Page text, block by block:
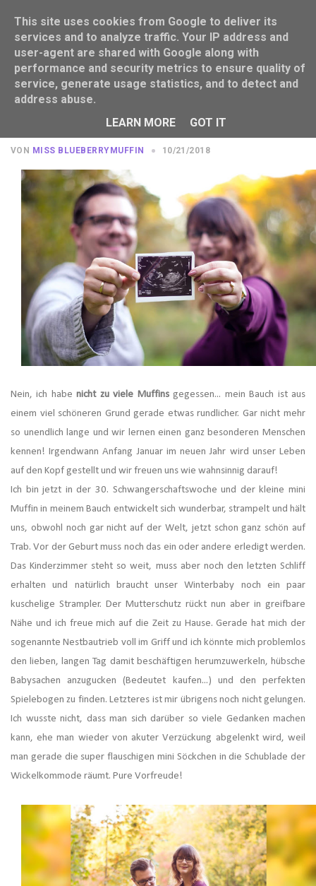
Mini Muffin 2019: Wir bekommen ein
VON MISS BLUEBERRYMUFFIN 10/21/2018
Nein, ich habenicht zu viele Muffinsgegessen... mein Bauch ist aus
einem viel schöneren Grund gerade etwas rundlicher. Gar nicht mehr
so unendlich lange und wir lernen einen ganz besonderen Menschen
kennen! Irgendwann Anfang Januar im neuen Jahr wird unser Leben
auf den Kopf gestellt und wir freuen uns wie wahnsinnig darauf!
Ich bin jetzt in der 30. Schwangerschaftswoche und der kleine mini
Muffin in meinem Bauch entwickelt sich wunderbar, strampelt und hält
uns, obwohl noch gar nicht auf der Welt, jetzt schon ganz schön auf
Trab. Vor der Geburt muss noch das ein oder andere erledigt werden.
Das Kinderzimmer steht so weit, muss aber noch den letzten Schliff
erhalten und natürlich braucht unser Winterbaby noch ein paar
kuschelige Strampler. Der Mutterschutz rückt nun aber in greifbare
Nähe und ich freue mich auf die Zeit zu Hause. Gerade hat mich der
sogenannte Nestbautrieb voll im Griff und ich könnte mich problemlos
den lieben, langen Tag damit beschäftigen herumzuwerkeln, hübsche
Babysachen anzugucken (Bedeutet kaufen...) und den perfekten
Spielebogen zu finden. Letzteres ist mir übrigens noch nicht gelungen.
Ich wusste nicht, dass man sich darüber so viele Gedanken machen
kann, ehe man wieder von akuter Verzückung abgelenkt wird, weil
man gerade die super flauschigen mini Söckchen in die Schublade der
Wickelkommode räumt. Pure Vorfreude!
This site uses cookies from Google to deliver its
services and to analyze traffic. Your IP address and
user-agent are shared with Google along with
performance and security metrics to ensure quality of
service, generate usage statistics, and to detect and
address abuse.
LEARN MORE
GOT IT